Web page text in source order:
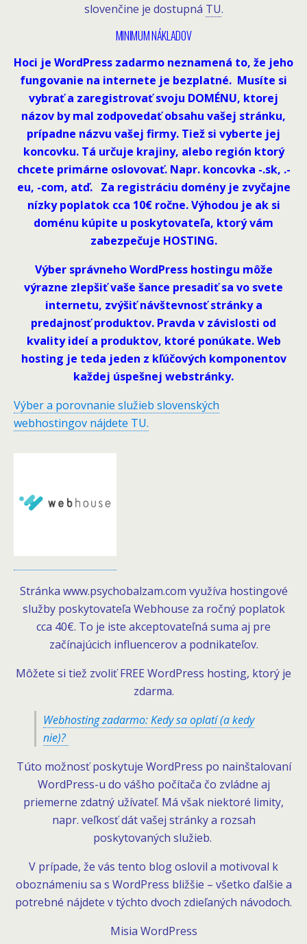
slovenčine je dostupná TU.
MINIMUM NÁKLADOV
Hoci je WordPress zadarmo neznamená to, že jeho
fungovanie na internete je bezplatné. Musíte si
vybrať a zaregistrovať svoju DOMÉNU, ktorej
názov by mal zodpovedať obsahu vašej stránku,
prípadne názvu vašej firmy. Tiež si vyberte jej
koncovku. Tá určuje krajiny, alebo región ktorý
chcete primárne oslovovať. Napr. koncovka -.sk, .-
eu, -com, atď. Za registráciu domény je zvyčajne
nízky poplatok cca 10€ ročne. Výhodou je ak si
doménu kúpite u poskytovateľa, ktorý vám
zabezpečuje HOSTING.
Výber správneho WordPress hostingu môže
výrazne zlepšiť vaše šance presadiť sa vo svete
internetu, zvýšiť návštevnosť stránky a
predajnosť produktov. Pravda v závislosti od
kvality ideí a produktov, ktoré ponúkate. Web
hosting je teda jeden z kľúčových komponentov
každej úspešnej webstránky.
Výber a porovnanie služieb slovenských
webhostingov nájdete TU.
Stránka www.psychobalzam.com využíva hostingové
služby poskytovateľa Webhouse za ročný poplatok
cca 40€. To je iste akceptovateľná suma aj pre
začínajúcich influencerov a podnikateľov.
Môžete si tiež zvoliť FREE WordPress hosting, ktorý je
zdarma.
Webhosting zadarmo: Kedy sa oplatí (a kedy
nie)?
Túto možnosť poskytuje WordPress po nainštalovaní
WordPress-u do vášho počítača čo zvládne aj
priemerne zdatný užívateľ. Má však niektoré limity,
napr. veľkosť dát vašej stránky a rozsah
poskytovaných služieb.
V prípade, že vás tento blog oslovil a motivoval k
oboznámeniu sa s WordPress bližšie – všetko ďalšie a
potrebné nájdete v týchto dvoch zdieľaných návodoch.
Misia WordPress